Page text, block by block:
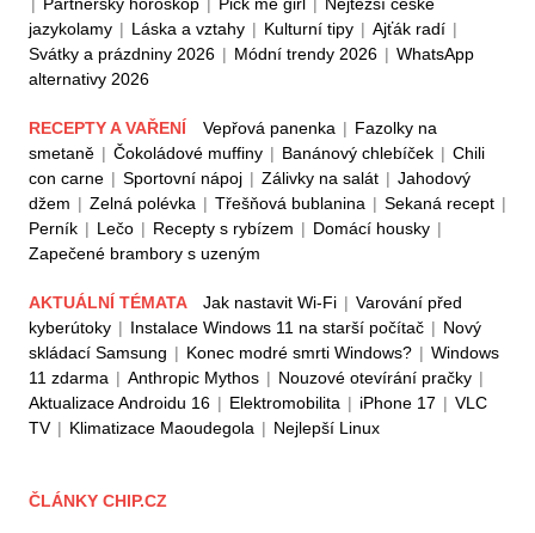
| Partnerský horoskop | Pick me girl | Nejtěžší české
jazykolamy | Láska a vztahy | Kulturní tipy | Ajťák radí |
Svátky a prázdniny 2026 | Módní trendy 2026 | WhatsApp
alternativy 2026
RECEPTY A VAŘENÍ Vepřová panenka | Fazolky na
smetaně | Čokoládové muffiny | Banánový chlebíček | Chili
con carne | Sportovní nápoj | Zálivky na salát | Jahodový
džem | Zelná polévka | Třešňová bublanina | Sekaná recept |
Perník | Lečo | Recepty s rybízem | Domácí housky |
Zapečené brambory s uzeným
AKTUÁLNÍ TÉMATA Jak nastavit Wi-Fi | Varování před
kyberútoky | Instalace Windows 11 na starší počítač | Nový
skládací Samsung | Konec modré smrti Windows? | Windows
11 zdarma | Anthropic Mythos | Nouzové otevírání pračky |
Aktualizace Androidu 16 | Elektromobilita | iPhone 17 | VLC
TV | Klimatizace Maoudegola | Nejlepší Linux
ČLÁNKY CHIP.CZ